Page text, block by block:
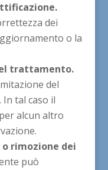
dei
o la
trattamento.
del
tal caso il
alcun altro
rimozione dei
può